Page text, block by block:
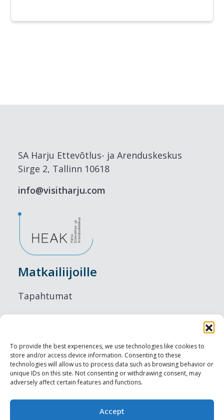
To provide the best experiences, we use technologies like cookies to
store and/or access device information. Consenting to these
technologies will allow us to process data such as browsing behavior or
unique IDs on this site. Not consenting or withdrawing consent, may
adversely affect certain features and functions.
Accept
SA Harju Ettevõtlus- ja Arenduskeskus
Sirge 2, Tallinn 10618
info@visitharju.com
Matkailiijoille
Tapahtumat
Ruokailu
Nähtävyydet
Visit Tallinn
Ammattilaisille